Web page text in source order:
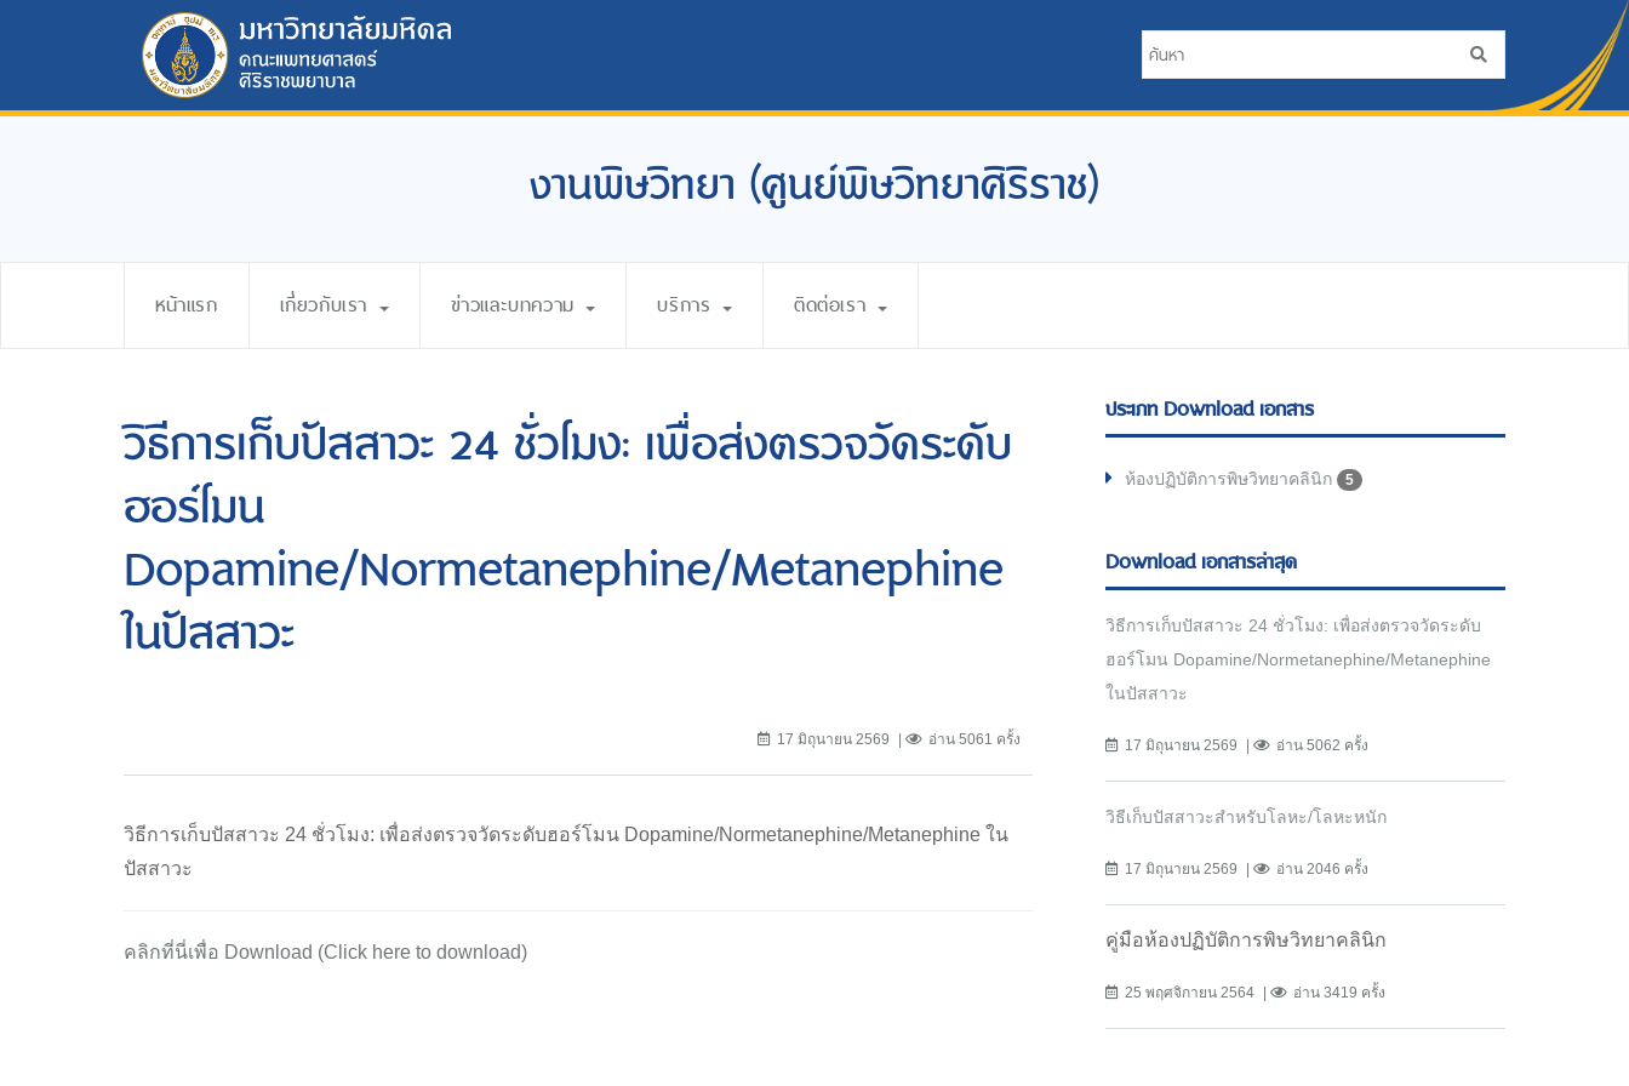
งานพิษวิทยา (ศูนย์พิษวิทยาศิริราช)
หน้าแรก เกี่ยวกับเรา ข่าวและบทความ บริการ ติดต่อเรา
วิธีการเก็บปัสสาวะ 24 ชั่วโมง: เพื่อส่งตรวจวัดระดับ
ฮอร์โมน
Dopamine/Normetanephine/Metanephine
ในปัสสาวะ
17 มิถุนายน 2569 อ่าน 5061 ครั้ง
วิธีการเก็บปัสสาวะ 24 ชั่วโมง: เพื่อส่งตรวจวัดระดับฮอร์โมน Dopamine/Normetanephine/Metanephine ใน
ปัสสาวะ
คลิกที่นี่เพื่อ Download (Click here to download)
ประเภท Download เอกสาร
ห้องปฏิบัติการพิษวิทยาคลินิก 5
Download เอกสารล่าสุด
วิธีการเก็บปัสสาวะ 24 ชั่วโมง: เพื่อส่งตรวจวัดระดับ
ฮอร์โมน Dopamine/Normetanephine/Metanephine
ในปัสสาวะ
17 มิถุนายน 2569 อ่าน 5062 ครั้ง
วิธีเก็บปัสสาวะสำหรับโลหะ/โลหะหนัก
17 มิถุนายน 2569 อ่าน 2046 ครั้ง
คู่มือห้องปฏิบัติการพิษวิทยาคลินิก
25 พฤศจิกายน 2564 อ่าน 3419 ครั้ง